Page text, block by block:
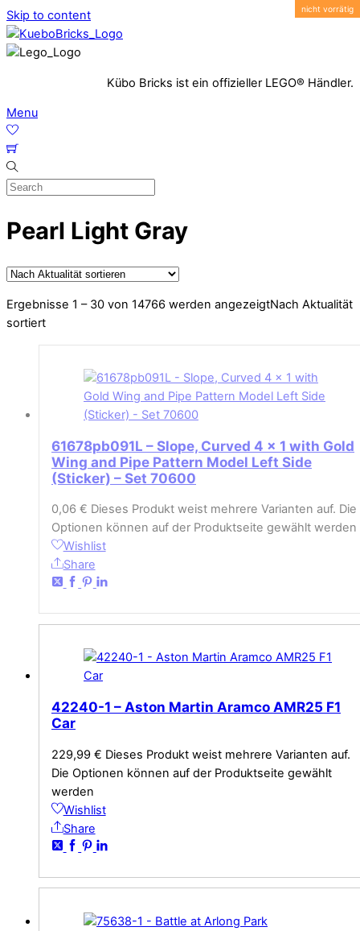
Skip to content
Kübo Bricks ist ein offizieller LEGO® Händler.
Menu
Pearl Light Gray
Ergebnisse 1 – 30 von 14766 werden angezeigtNach Aktualität
sortiert
61678pb091L – Slope, Curved 4 x 1 with Gold
Wing and Pipe Pattern Model Left Side
(Sticker) – Set 70600
0,06 € Dieses Produkt weist mehrere Varianten auf. Die
Optionen können auf der Produktseite gewählt werden
Wishlist
Share
42240-1 – Aston Martin Aramco AMR25 F1
Car
229,99 € Dieses Produkt weist mehrere Varianten auf.
Die Optionen können auf der Produktseite gewählt
werden
Wishlist
Share